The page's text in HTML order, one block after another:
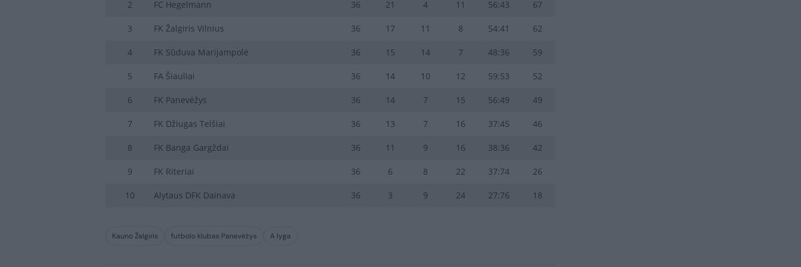
2 FC Hegelmann 36 21 4 11 56:43 67
3 FK Žalgiris Vilnius 36 17 11 8 54:41 62
4 FK Sūduva Marijampolė 36 15 14 7 48:36 59
5 FA Šiauliai 36 14 10 12 59:53 52
6 FK Panevėžys 36 14 7 15 56:49 49
7 FK Džiugas Telšiai 36 13 7 16 37:45 46
8 FK Banga Gargždai 36 11 9 16 38:36 42
9 FK Riteriai 36 6 8 22 37:74 26
10 Alytaus DFK Dainava 36 3 9 24 27:76 18
Kauno Žalgiris futbolo klubas Panevėžys A lyga